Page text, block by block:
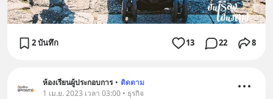
2 บันทึก 13 22 8
ห้องเรียนผู้ประกอบการ • ติดตาม
1 เม.ย. 2023 เวลา 03:00 • ธุรกิจ